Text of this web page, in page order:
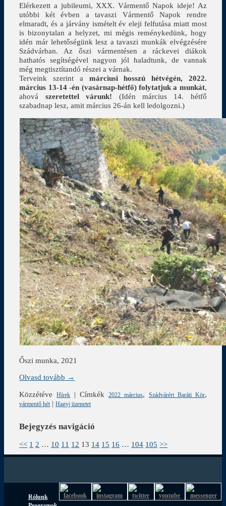
Elérkezett a jubileumi, XXX. Vármentő Napok ideje! Az
utóbbi két évben a tavaszi Vármentő Napok rendre
elmaradt, és a járvány ismételt év eleji felfutása miatt most
is bizonytalan a helyzet, mi mégis reménykedünk, hogy
idén már lehetőségünk lesz a tavaszi munkák elvégzésére
Szádvárban. Az őszi vármentésen a ráckevei diákok
hathatós segítségével nagyon jól haladtunk, de vannak
még megtisztítandó részei a várnak.
Terveink szerint a márciusi hosszú hétvégén, 2022.
március 13-14 -én (vasárnap-hétfő) folytatjuk a munkát,
ahová szeretettel várunk! (Idén március 14. hétfő
szabadnap lesz, amit március 26-án kell ledolgozni.)
Őszi munka, 2021
Olvasd tovább →
Közzétéve
Hírek |Címkék 2022 március, Szádvárért Baráti Kör,
vármentő hét |Hagyj üzenetet
Bejegyzés navigáció
<< 1 2 … 10 11 12 13 14 15 16 … 104 105 >>
Rólunk